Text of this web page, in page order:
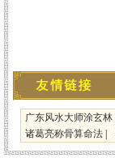
广东风水大师涂玄林
诸葛亮称骨算命法